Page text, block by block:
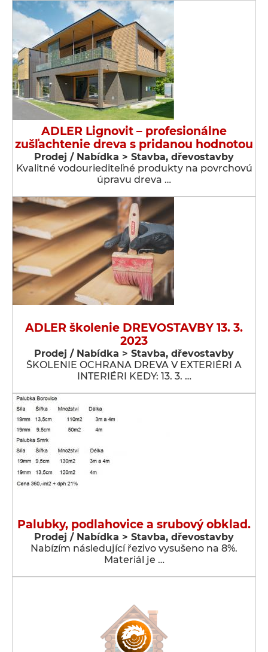
ADLER Lignovit – profesionálne
zušľachtenie dreva s pridanou hodnotou
Prodej / Nabídka > Stavba, dřevostavby
Kvalitné vodouriediteľné produkty na povrchovú
úpravu dreva …
ADLER školenie DREVOSTAVBY 13. 3.
2023
Prodej / Nabídka > Stavba, dřevostavby
ŠKOLENIE OCHRANA DREVA V EXTERIÉRI A
INTERIÉRI KEDY: 13. 3. …
Palubky, podlahovice a srubový obklad.
Prodej / Nabídka > Stavba, dřevostavby
Nabízím následující řezivo vysušeno na 8%.
Materiál je …